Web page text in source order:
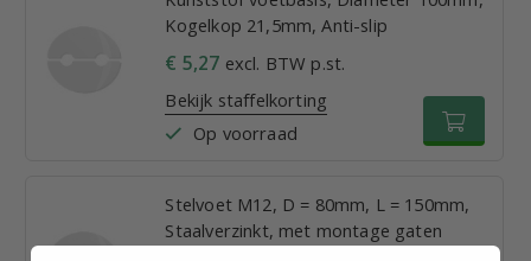
Kogelkop 21,5mm, Anti-slip
€ 5,27 excl. BTW p.st.
Bekijk staffelkorting
Op voorraad
Stelvoet M12, D = 80mm, L = 150mm,
Staalverzinkt, met montage gaten